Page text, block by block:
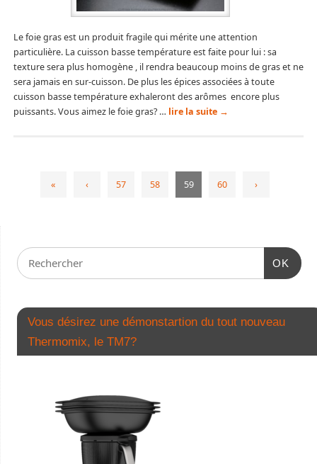
Le foie gras est un produit fragile qui mérite une attention
particulière. La cuisson basse température est faite pour lui : sa
texture sera plus homogène , il rendra beaucoup moins de gras et ne
sera jamais en sur-cuisson. De plus les épices associées à toute
cuisson basse température exhaleront des arômes encore plus
puissants. Vous aimez le foie gras? … lire la suite →
« ‹ 57 58 59 60 ›
OK
Vous désirez une démonstartion du tout nouveau
Thermomix, le TM7?